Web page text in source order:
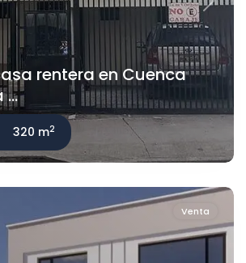
Next
rentera en Cuenca
320 m2
Venta